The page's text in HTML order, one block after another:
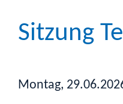
Montag,
Sitzung